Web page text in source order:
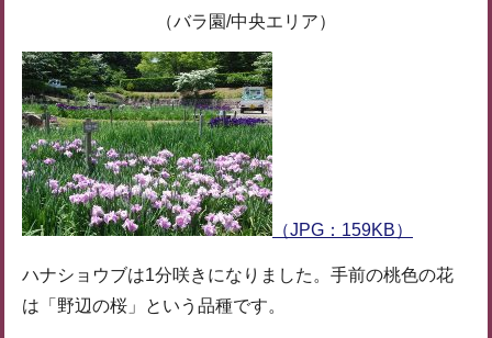
（バラ園/中央エリア）
（JPG：159KB）
ハナショウブは1分咲きになりました。手前の桃色の花
は「野辺の桜」という品種です。